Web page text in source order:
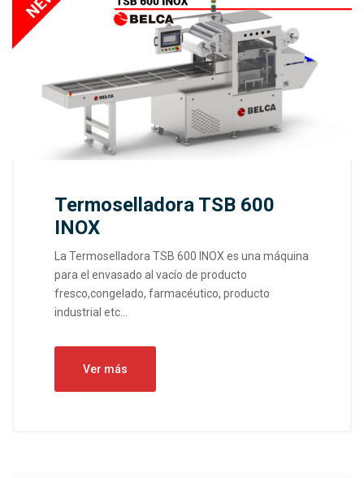
Termoselladora TSB 600
INOX
La Termoselladora TSB 600 INOX es una máquina
para el envasado al vacío de producto
fresco,congelado, farmacéutico, producto
industrial etc...
Ver más